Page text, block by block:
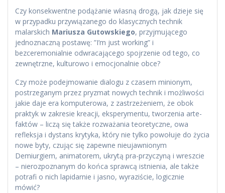
Czy konsekwentne podążanie własną drogą, jak dzieje się
w przypadku przywiązanego do klasycznych technik
malarskich Mariusza Gutowskiego, przyjmującego
jednoznaczną postawę: ”I’m just working” i
bezceremonialnie odwracającego spojrzenie od tego, co
zewnętrzne, kulturowo i emocjonalnie obce?
Czy może podejmowanie dialogu z czasem minionym,
postrzeganym przez pryzmat nowych technik i możliwości
jakie daje era komputerowa, z zastrzeżeniem, że obok
praktyk w zakresie kreacji, eksperymentu, tworzenia arte-
faktów – liczą się także rozważania teoretyczne, owa
refleksja i dystans krytyka, który nie tylko powołuje do życia
nowe byty, czując się zapewne nieujawnionym
Demiurgiem, animatorem, ukrytą pra-przyczyną i wreszcie
– nierozpoznanym do końca sprawcą istnienia, ale także
potrafi o nich lapidarnie i jasno, wyraziście, logicznie
mówić?